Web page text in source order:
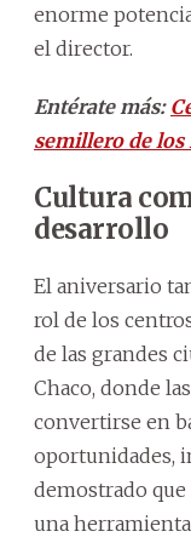
enorme
el director.
Entérate más:
semillero de los
Cultura
desarrollo
El aniversario
rol de los
de las grandes
Chaco, donde
convertirse en
oportunidades,
demostrado
una